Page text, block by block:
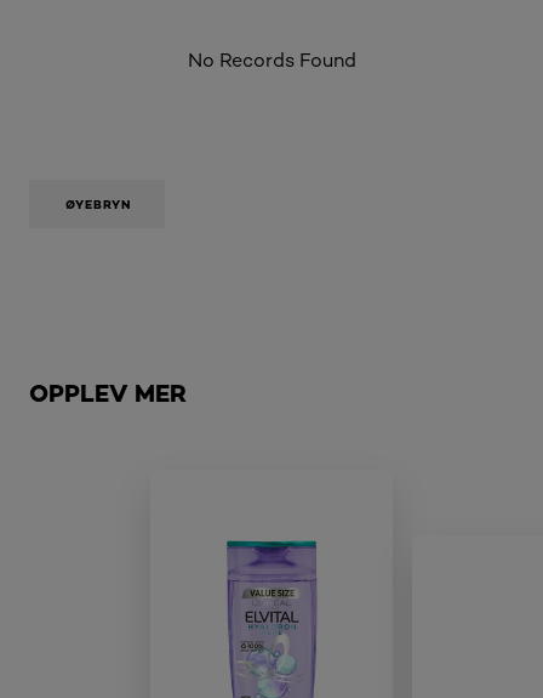
No Records Found
ØYEBRYN
OPPLEV MER